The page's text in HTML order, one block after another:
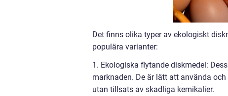
Det finns olika typer av ekologiskt
populära varianter:
1. Ekologiska flytande diskmedel:
marknaden. De är lätt att använda
utan tillsats av skadliga kemikalier.